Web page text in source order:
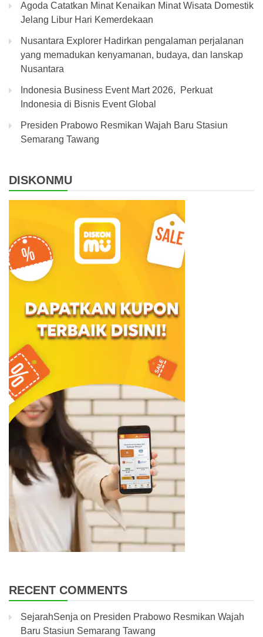
Agoda Catatkan Minat Kenaikan Minat Wisata Domestik
Jelang Libur Hari Kemerdekaan
Nusantara Explorer Hadirkan pengalaman perjalanan
yang memadukan kenyamanan, budaya, dan lanskap
Nusantara
Indonesia Business Event Mart 2026, Perkuat
Indonesia di Bisnis Event Global
Presiden Prabowo Resmikan Wajah Baru Stasiun
Semarang Tawang
DISKONMU
RECENT COMMENTS
SejarahSenja on Presiden Prabowo Resmikan Wajah
Baru Stasiun Semarang Tawang